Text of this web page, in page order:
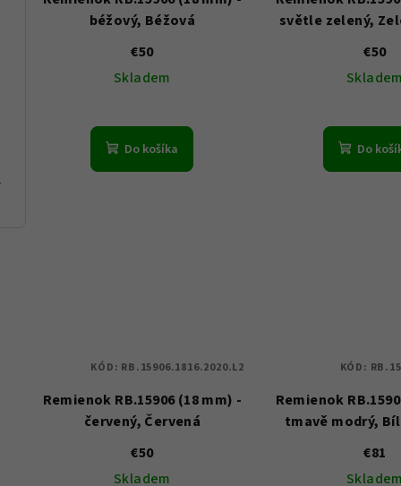
béžový, Béžová
€50
Skladem
Do košíka
světle zelený,
€50
Skladem
Do
Remienok RB.15906 (18 mm) -
červený, Červená
€50
Skladem
KÓD: RB.15906.1816.2020.L2
Remienok
tmavě modrý,
€81
Skladem
KÓD: